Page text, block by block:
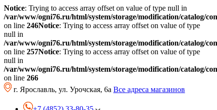
Notice: Trying to access array offset on value of type null in
/var/www/ogni76.ru/html/system/storage/modification/catalog/
on line 246Notice: Trying to access array offset on value of type
null in
/var/www/ogni76.ru/html/system/storage/modification/catalog/
on line 257Notice: Trying to access array offset on value of type
null in
/var/www/ogni76.ru/html/system/storage/modification/catalog/
on line 266
г. Ярославль, ул. Урочская, 6а Все адреса магазинов